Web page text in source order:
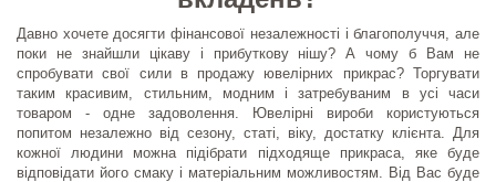
Давно хочете досягти фінансової незалежності і благополуччя, але
поки не знайшли цікаву і прибуткову нішу? А чому б Вам не
спробувати свої сили в продажу ювелірних прикрас? Торгувати
таким красивим, стильним, модним і затребуваним в усі часи
товаром - одне задоволення. Ювелірні вироби користуються
попитом незалежно від сезону, статі, віку, достатку клієнта. Для
кожної людини можна підібрати підходяще прикраса, яке буде
відповідати його смаку і матеріальним можливостям. Від Вас буде